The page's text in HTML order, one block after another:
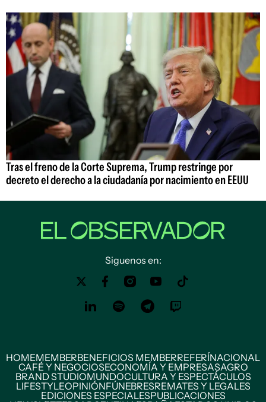
Tras el freno de la Corte Suprema, Trump restringe por
decreto el derecho a la ciudadanía por nacimiento en EEUU
Siguenos en:
HOMEMEMBERBENEFICIOS MEMBERREFERÍNACIONAL
CAFÉ Y NEGOCIOSECONOMÍA Y EMPRESASAGRO
BRAND STUDIOMUNDOCULTURA Y ESPECTÁCULOS
LIFESTYLEOPINIÓNFÚNEBRESREMATES Y LEGALES
EDICIONES ESPECIALESPUBLICACIONES